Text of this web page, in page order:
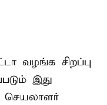
வழங்க சிறப்பு
இது
செயலாளர்